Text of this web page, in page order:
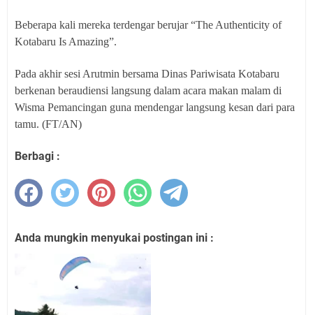
Beberapa kali mereka terdengar berujar “The Authenticity of
Kotabaru Is Amazing”.
Pada akhir sesi Arutmin bersama Dinas Pariwisata Kotabaru
berkenan beraudiensi langsung dalam acara makan malam di
Wisma Pemancingan guna mendengar langsung kesan dari para
tamu. (FT/AN)
Berbagi :
Anda mungkin menyukai postingan ini :